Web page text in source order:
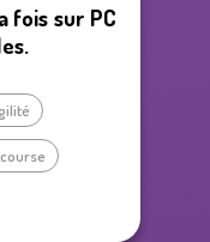
fois sur PC